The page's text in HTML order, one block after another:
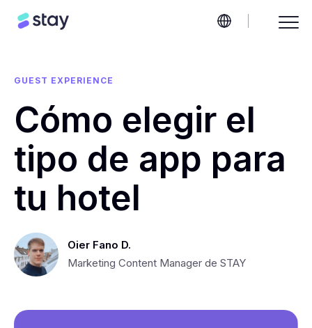
GUEST EXPERIENCE
Cómo elegir el
tipo de app para
tu hotel
Oier Fano D.
Marketing Content Manager de STAY